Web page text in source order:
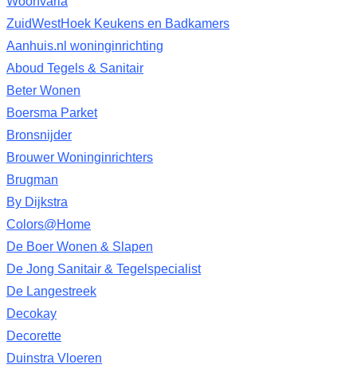
ZuidWestHoek Keukens en Badkamers
Aanhuis.nl woninginrichting
Aboud Tegels & Sanitair
Beter Wonen
Boersma Parket
Bronsnijder
Brouwer Woninginrichters
Brugman
By Dijkstra
Colors@Home
De Boer Wonen & Slapen
De Jong Sanitair & Tegelspecialist
De Langestreek
Decokay
Decorette
Duinstra Vloeren